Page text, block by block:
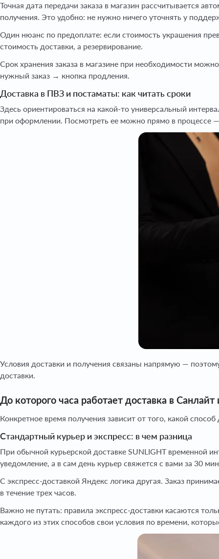
Точная дата передачи заказа в магазин рассчитывается
получения. Это удобно: не нужно ничего уточнять у
Один нюанс по предоплате: если стоимость украшения
стоимость доставки, а резервирование.
Срок хранения заказа в магазине при необходимости
нужный заказ → кнопка продления.
Доставка в ПВЗ и постаматы: как читать сроки
Здесь ориентироваться на какой-то универсальный
при оформлении. Посмотреть ее можно прямо в процессе
Условия доставки и получения связаны напрямую —
доставки.
До которого часа работает доставка в
Конкретное время получения зависит от того, какой
Стандартный курьер и экспресс: в чем разница
При обычной курьерской доставке SUNLIGHT временной
уведомление, а в сам день курьер свяжется с вами за 30
С экспресс-доставкой Яндекс логика другая. Заказ
в течение трех часов.
Важно не путать: правила экспресс-доставки касаются
каждого из этих способов свои условия по времени,